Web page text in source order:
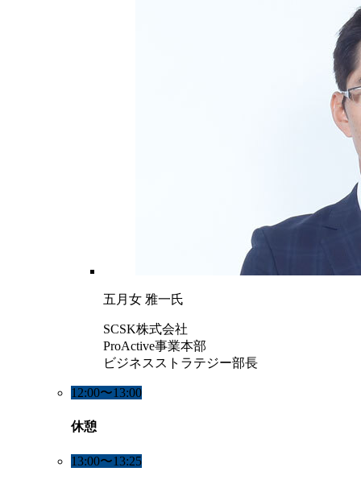
五月女 雅一氏
SCSK株式会社
ProActive事業本部
ビジネスストラテジー部長
12:00〜13:00
休憩
13:00〜13:25